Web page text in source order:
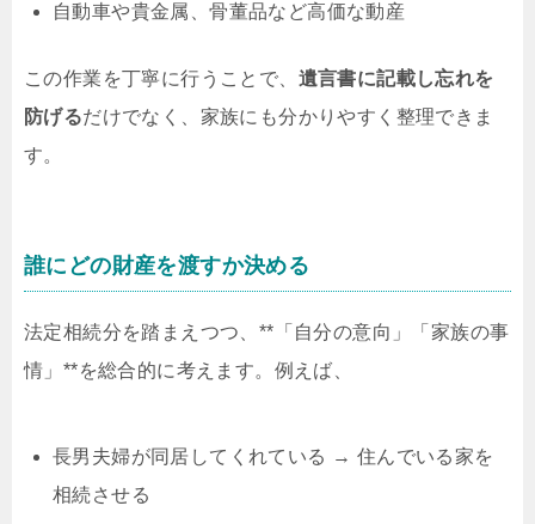
自動車や貴金属、骨董品など高価な動産
この作業を丁寧に行うことで、 遺言書に記載し忘れを
防げるだけでなく、家族にも分かりやすく整理できま
す。
誰にどの財産を渡すか決める
法定相続分を踏まえつつ、**「自分の意向」「家族の事
情」**を総合的に考えます。例えば、
長男夫婦が同居してくれている → 住んでいる家を
相続させる